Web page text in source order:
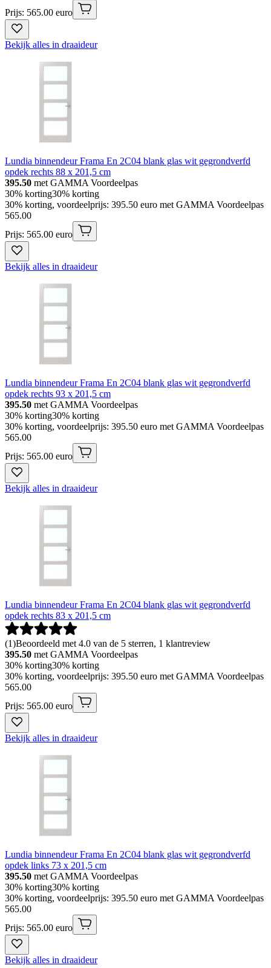
Prijs: 565.00 euro
Bekijk alles in draaideur
Lundia binnendeur Frama En 2C04 blank glas wit gegrondverfd
opdek rechts 88 x 201,5 cm
395.50 met GAMMA Voordeelpas
30% korting30% korting
30% korting, voordeelprijs: 395.50 euro met GAMMA Voordeelpas
565.00
Prijs: 565.00 euro
Bekijk alles in draaideur
Lundia binnendeur Frama En 2C04 blank glas wit gegrondverfd
opdek rechts 93 x 201,5 cm
395.50 met GAMMA Voordeelpas
30% korting30% korting
30% korting, voordeelprijs: 395.50 euro met GAMMA Voordeelpas
565.00
Prijs: 565.00 euro
Bekijk alles in draaideur
Lundia binnendeur Frama En 2C04 blank glas wit gegrondverfd
opdek rechts 83 x 201,5 cm
(1)Beoordeeld met 4.0 van de 5 sterren, 1 klantreview
395.50 met GAMMA Voordeelpas
30% korting30% korting
30% korting, voordeelprijs: 395.50 euro met GAMMA Voordeelpas
565.00
Prijs: 565.00 euro
Bekijk alles in draaideur
Lundia binnendeur Frama En 2C04 blank glas wit gegrondverfd
opdek links 73 x 201,5 cm
395.50 met GAMMA Voordeelpas
30% korting30% korting
30% korting, voordeelprijs: 395.50 euro met GAMMA Voordeelpas
565.00
Prijs: 565.00 euro
Bekijk alles in draaideur